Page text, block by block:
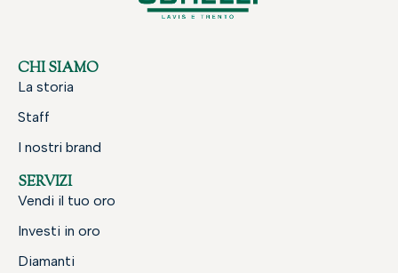
CHI SIAMO
La storia
Staff
I nostri brand
SERVIZI
Vendi il tuo oro
Investi in oro
Diamanti